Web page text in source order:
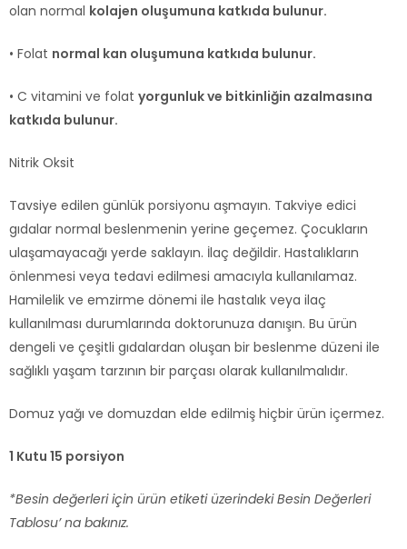
olan normal kolajen oluşumuna katkıda bulunur.
• Folat normal kan oluşumuna katkıda bulunur.
• C vitamini ve folat yorgunluk ve bitkinliğin azalmasına
katkıda bulunur.
Nitrik Oksit
Tavsiye edilen günlük porsiyonu aşmayın. Takviye edici
gıdalar normal beslenmenin yerine geçemez. Çocukların
ulaşamayacağı yerde saklayın. İlaç değildir. Hastalıkların
önlenmesi veya tedavi edilmesi amacıyla kullanılamaz.
Hamilelik ve emzirme dönemi ile hastalık veya ilaç
kullanılması durumlarında doktorunuza danışın. Bu ürün
dengeli ve çeşitli gıdalardan oluşan bir beslenme düzeni ile
sağlıklı yaşam tarzının bir parçası olarak kullanılmalıdır.
Domuz yağı ve domuzdan elde edilmiş hiçbir ürün içermez.
1 Kutu 15 porsiyon
*Besin değerleri için ürün etiketi üzerindeki Besin Değerleri
Tablosu’ na bakınız.